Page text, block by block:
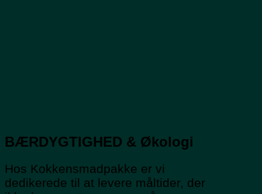
BÆRDYGTIGHED & Økologi
Hos Kokkensmadpakke er vi
dedikerede til at levere måltider, der